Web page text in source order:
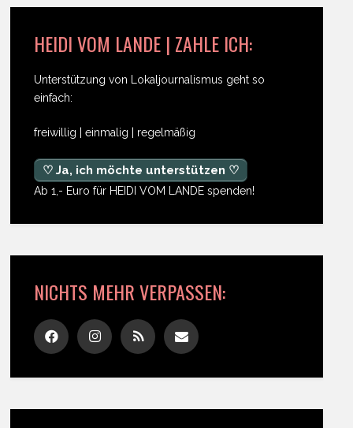
HEIDI VOM LANDE | ZAHLE ICH:
Unterstützung von Lokaljournalismus geht so
einfach:
freiwillig | einmalig | regelmäßig
♡ Ja, ich möchte unterstützen ♡
Ab 1,- Euro für HEIDI VOM LANDE spenden!
NICHTS MEHR VERPASSEN: